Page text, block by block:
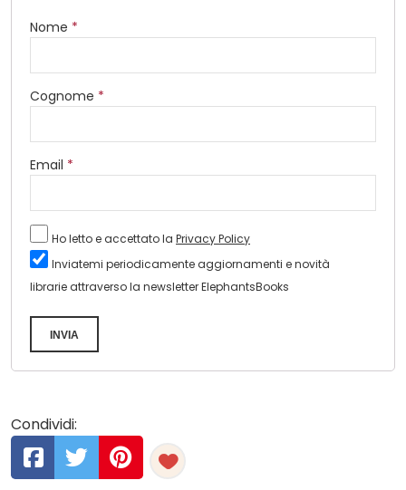
Nome *
Cognome *
Email *
Ho letto e accettato la Privacy Policy
Inviatemi periodicamente aggiornamenti e novità
librarie attraverso la newsletter ElephantsBooks
INVIA
Condividi: